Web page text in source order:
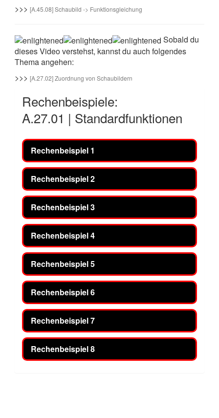
>>> [A.45.08] Schaubild -> Funktionsgleichung
Sobald du
dieses Video verstehst, kannst du auch folgendes
Thema angehen:
>>> [A.27.02] Zuordnung von Schaubildern
Rechenbeispiele:
A.27.01 | Standardfunktionen
Rechenbeispiel 1
Rechenbeispiel 2
Rechenbeispiel 3
Rechenbeispiel 4
Rechenbeispiel 5
Rechenbeispiel 6
Rechenbeispiel 7
Rechenbeispiel 8